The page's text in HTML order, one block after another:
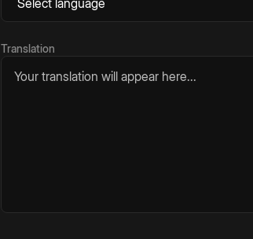
Translation
Your translation will appear here...